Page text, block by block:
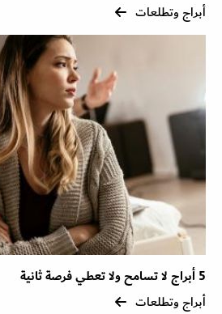
أبراج وتطلعات
5 أبراج لا تسامح ولا تعطي فرصة ثانية
أبراج وتطلعات